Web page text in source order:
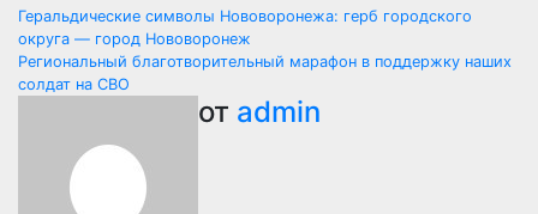
Навигация
по
Геральдические символы Нововоронежа: герб городского
округа — город Нововоронеж
Региональный благотворительный марафон в поддержку наших
солдат на СВО
от admin